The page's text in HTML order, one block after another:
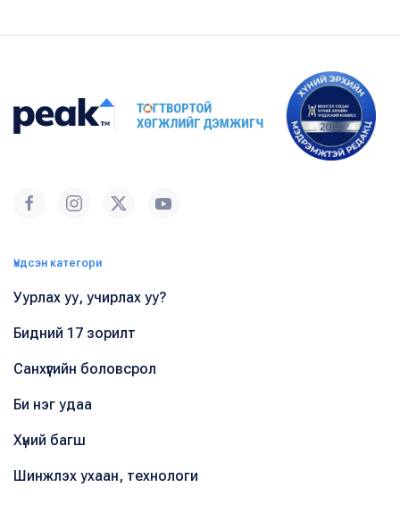
Үндсэн категори
Уурлах уу, учирлах уу?
Бидний 17 зорилт
Санхүүгийн боловсрол
Би нэг удаа
Хүний багш
Шинжлэх ухаан, технологи